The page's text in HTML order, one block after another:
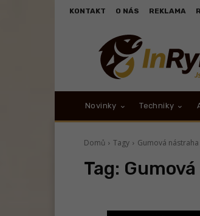
KONTAKT O NÁS REKLAMA
Novinky Techniky
Domů Tagy Gumová nástraha
Tag: